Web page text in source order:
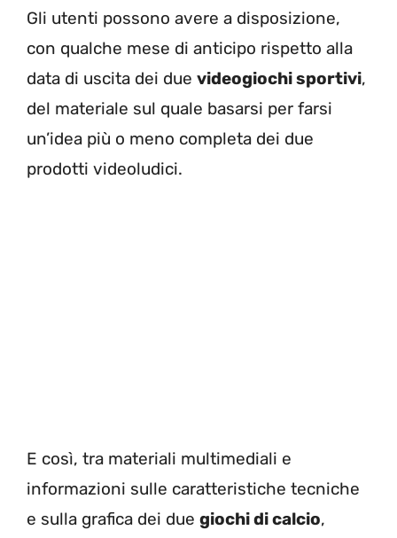
Gli utenti possono avere a disposizione,
con qualche mese di anticipo rispetto alla
data di uscita dei due videogiochi sportivi,
del materiale sul quale basarsi per farsi
un’idea più o meno completa dei due
prodotti videoludici.
E così, tra materiali multimediali e
informazioni sulle caratteristiche tecniche
e sulla grafica dei due giochi di calcio,